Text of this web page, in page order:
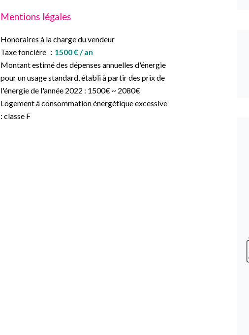
Mentions légales
Honoraires à la charge du vendeur
Taxe foncière
1500 € / an
Montant estimé des dépenses annuelles d'énergie
pour un usage standard, établi à partir des prix de
l'énergie de l'année 2022 : 1500€ ~ 2080€
Logement à consommation énergétique excessive
: classe F